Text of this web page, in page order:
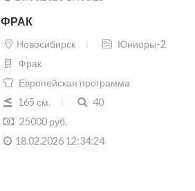
ФРАК
Новосибирск
Юниоры-2
Фрак
Европейская программа
165 см.
40
25000 руб.
18.02.2026 12:34:24